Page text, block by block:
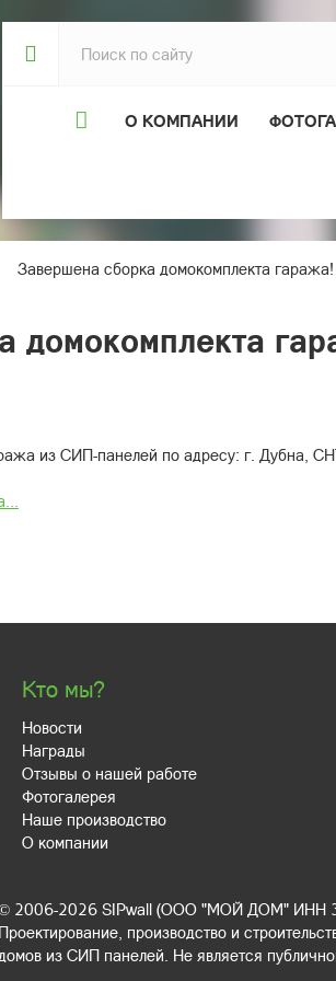
О КОМПАНИИ
Завершена сборка домокомплекта гаража!
домокомплекта
из СИП-панелей по адресу: г. Дубна,
Кто мы?
Новости
Награды
Отзывы о нашей работе
Фотогалерея
Наше производство
О компании
2006-2026 SIPwall (ООО "МОЙ ДОМ" ИНН
Проектирование, производство и
домов из СИП панелей. Не является